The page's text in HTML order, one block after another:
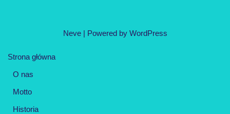
Neve| Powered by WordPress
Strona główna
O nas
Motto
Historia